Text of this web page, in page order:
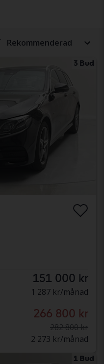
Rekommenderad
3 Bud
151 000 kr
1 287 kr/månad
266 800 kr
282 800 kr
2 273 kr/månad
1 Bud